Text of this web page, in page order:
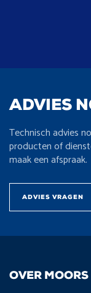
ADVIES
Technisch advies
producten of
maak een afspraak.
ADVIES VRAGEN
OVER MOORS